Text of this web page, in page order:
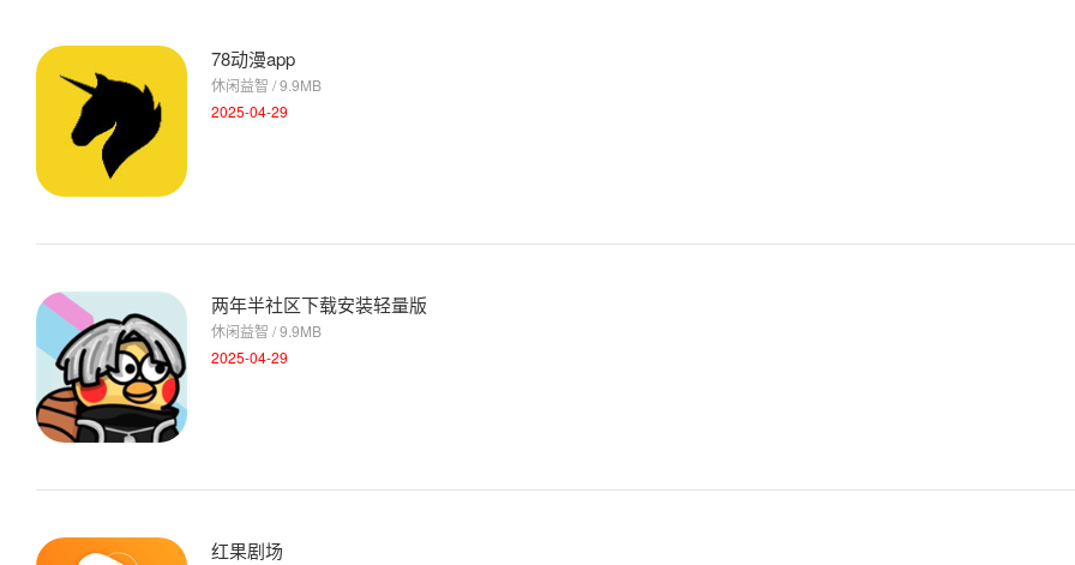
78动漫app
休闲益智 / 9.9MB
2025-04-29
两年半社区下载安装轻量版
休闲益智 / 9.9MB
2025-04-29
红果剧场